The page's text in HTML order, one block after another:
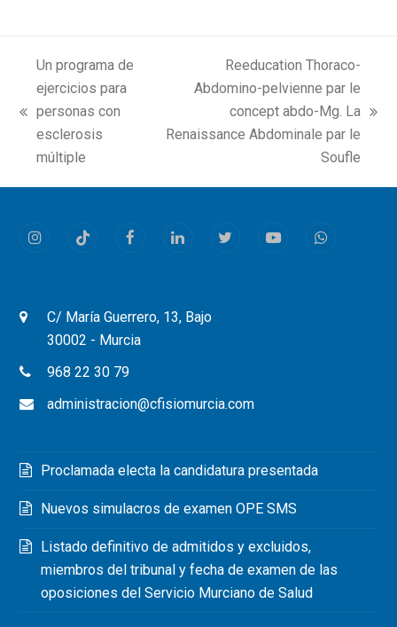
previous
post:
Un programa de
ejercicios para
personas con
esclerosis
múltiple
post:
Reeducation Thoraco-
Abdomino-pelvienne par le
concept abdo-Mg. La
Renaissance Abdominale par le
Soufle
InstagramTiktok FacebookLinkedInTwitterYoutubeWhatsapp
C/ María Guerrero, 13, Bajo
30002 - Murcia
968 22 30 79
administracion@cfisiomurcia.com
Proclamada electa la candidatura presentada
Nuevos simulacros de examen OPE SMS
Listado definitivo de admitidos y excluidos,
miembros del tribunal y fecha de examen de las
oposiciones del Servicio Murciano de Salud